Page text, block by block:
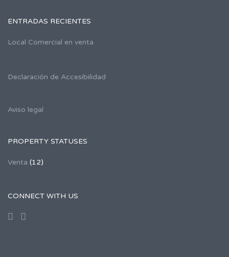
ENTRADAS RECIENTES
Local Comercial en venta
Declaración de Accesibilidad
Aviso legal
PROPERTY STATUSES
Venta (12)
CONNECT WITH US